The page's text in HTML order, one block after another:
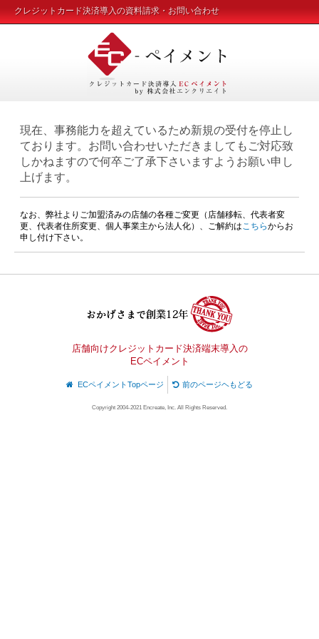
クレジットカード決済導入の資料請求・お問い合わせ
現在、事務能力を超えているため新規の受付を停止し
ております。お問い合わせいただきましてもご対応致
しかねますので何卒ご了承下さいますようお願い申し
上げます。
なお、弊社よりご加盟済みの店舗の各種ご変更（店舗移転、代表者変
更、代表者住所変更、個人事業主から法人化）、ご解約はこちらからお
申し付け下さい。
店舗向けクレジットカード決済端末導入の
ECペイメント
ECペイメントTopページ 前のページヘもどる
Copyright 2004-2021 Encreate, Inc. All Rights Reserved.